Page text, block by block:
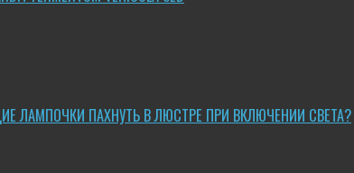
ЛАМПОЧКИ ПАХНУТЬ В ЛЮСТРЕ ПРИ ВКЛЮЧЕНИИ СВЕТА?